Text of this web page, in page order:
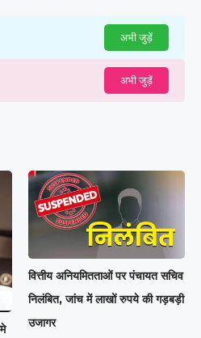
अभी जुड़ें
अभी जुड़ें
वित्तीय अनियमितताओं पर पंचायत सचिव
निलंबित, जांच में लाखों रुपये की गड़बड़ी
उजागर